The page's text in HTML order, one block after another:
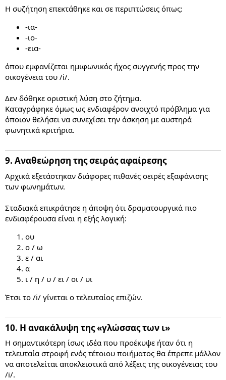
Η συζήτηση επεκτάθηκε και σε περιπτώσεις όπως:
-ια-
-ιο-
-εια-
όπου εμφανίζεται ημιφωνικός ήχος συγγενής προς την
οικογένεια του /i/.
Δεν δόθηκε οριστική λύση στο ζήτημα.
Καταγράφηκε όμως ως ενδιαφέρον ανοιχτό πρόβλημα για
όποιον θελήσει να συνεχίσει την άσκηση με αυστηρά
φωνητικά κριτήρια.
9. Αναθεώρηση της σειράς αφαίρεσης​
Αρχικά εξετάστηκαν διάφορες πιθανές σειρές εξαφάνισης
των φωνημάτων.
Σταδιακά επικράτησε η άποψη ότι δραματουργικά πιο
ενδιαφέρουσα είναι η εξής λογική:
ου
ο / ω
ε / αι
α
ι / η / υ / ει / οι / υι
Έτσι το /i/ γίνεται ο τελευταίος επιζών.
10. Η ανακάλυψη της «γλώσσας των ι»​
Η σημαντικότερη ίσως ιδέα που προέκυψε ήταν ότι η
τελευταία στροφή ενός τέτοιου ποιήματος θα έπρεπε μάλλον
να αποτελείται αποκλειστικά από λέξεις της οικογένειας του
/i/.